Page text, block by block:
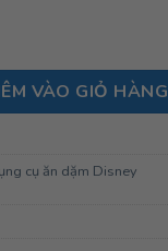
hộp số lượng
VÀO GIỎ HÀNG
cụ ăn dặm Disney